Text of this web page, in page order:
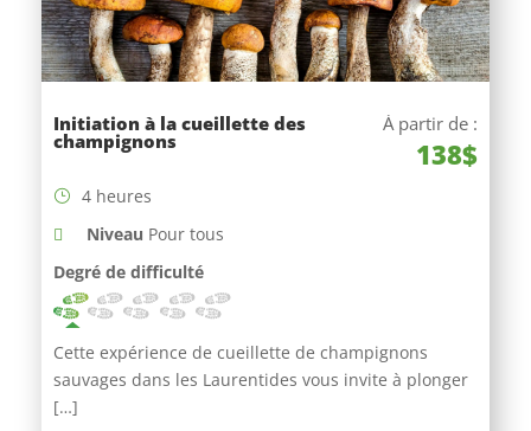
Initiation à la cueillette des
champignons
À partir de :
138$
4 heures
Niveau Pour tous
Degré de difficulté
Cette expérience de cueillette de champignons
sauvages dans les Laurentides vous invite à plonger
[…]